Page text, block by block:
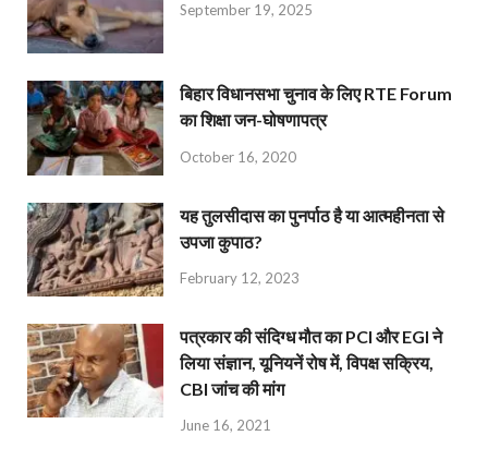
September 19, 2025
बिहार विधानसभा चुनाव के लिए RTE Forum
का शिक्षा जन-घोषणापत्र
October 16, 2020
यह तुलसीदास का पुनर्पाठ है या आत्महीनता से
उपजा कुपाठ?
February 12, 2023
पत्रकार की संदिग्ध मौत का PCI और EGI ने
लिया संज्ञान, यूनियनें रोष में, विपक्ष सक्रिय,
CBI जांच की मांग
June 16, 2021